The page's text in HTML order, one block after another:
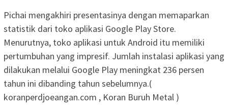
Pichai mengakhiri presentasinya dengan memaparkan
statistik dari toko aplikasi Google Play Store.
Menurutnya, toko aplikasi untuk Android itu memiliki
pertumbuhan yang impresif. Jumlah instalasi aplikasi yang
dilakukan melalui Google Play meningkat 236 persen
tahun ini dibanding tahun sebelumnya.(
koranperdjoeangan.com , Koran Buruh Metal )